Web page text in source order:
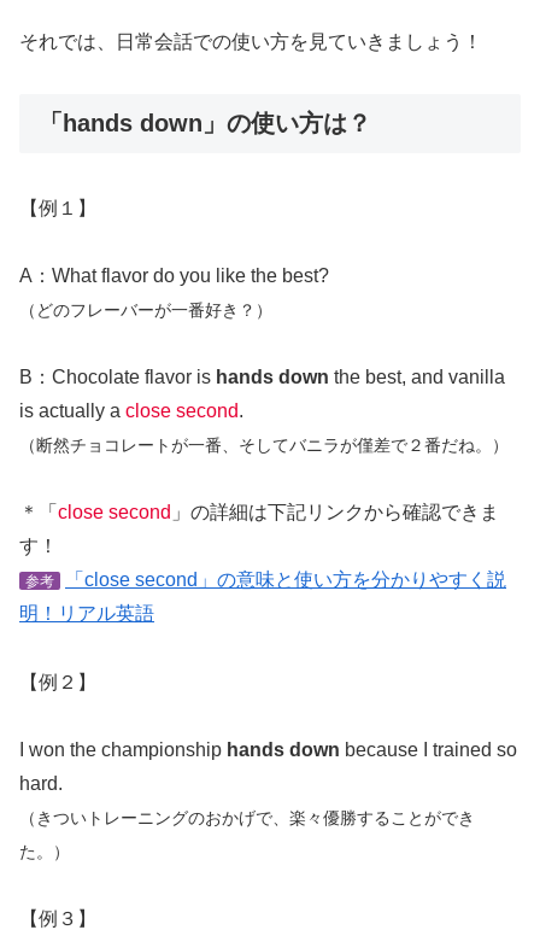
それでは、日常会話での使い方を見ていきましょう！
「hands down」の使い方は？
【例１】
A：What flavor do you like the best?
（どのフレーバーが一番好き？）
B：Chocolate flavor is hands down the best, and vanilla
is actually a close second.
（断然チョコレートが一番、そしてバニラが僅差で２番だね。）
＊「 close second 」の詳細は下記リンクから確認できま
す！
参考
「close second」の意味と使い方を分かりやすく説
明！リアル英語
【例２】
I won the championship hands down because I trained so
hard.
（きついトレーニングのおかげで、楽々優勝することができ
た。）
【例３】